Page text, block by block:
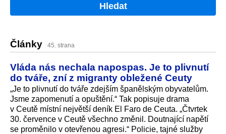
Hledat
Články 45. strana
Vláda nás nechala napospas. Je to plivnutí
do tváře, zní z migranty obležené Ceuty
„Je to plivnutí do tváře zdejším španělským obyvatelům.
Jsme zapomenutí a opuštění.“ Tak popisuje drama
v Ceutě místní největší deník El Faro de Ceuta. „Čtvrtek
30. července v Ceutě všechno změnil. Doutnající napětí
se proměnilo v otevřenou agresi.“ Policie, tajné služby